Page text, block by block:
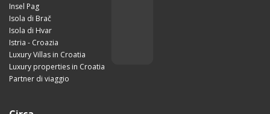
Insel Pag
Isola di Brač
Isola di Hvar
Istria - Croazia
Luxury Villas in Croatia
Luxury properties in Croatia
Partner di viaggio